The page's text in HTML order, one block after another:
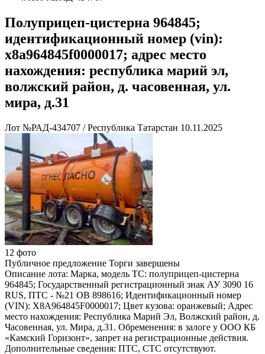
Полуприцеп-цистерна 964845;
идентификационный номер (vin):
x8a964845f0000017; адрес место
нахождения: республика марий эл,
волжский район, д. часовенная, ул.
мира, д.31
Лот №РАД-434707 / Республика Татарстан 10.11.2025
12 фото
Публичное предложение Торги завершены
Описание лота: Марка, модель ТС: полуприцеп-цистерна
964845; Государственный регистрационный знак АУ 3090 16
RUS, ПТС - №21 ОВ 898616; Идентификационный номер
(VIN): X8A964845F0000017; Цвет кузова: оранжевый; Адрес
место нахождения: Республика Марий Эл, Волжский район, д.
Часовенная, ул. Мира, д.31. Обременения: в залоге у ООО КБ
«Камский Горизонт», запрет на регистрационные действия.
Дополнительные сведения: ПТС, СТС отсутствуют.